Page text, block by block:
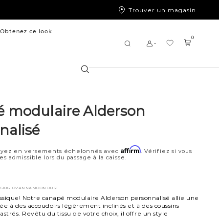
Trouver un magasin
Obtenez ce look
Chercher
0
modulaire Alderson
en versements échelonnés avecAffirm. Vérifiez si vous
admissible lors du passage à la caisse.
Notre canapé modulaire Alderson personnalisé allie une
à des accoudoirs légèrement inclinés et à des coussins
Revêtu du tissu de votre choix, il offre un style